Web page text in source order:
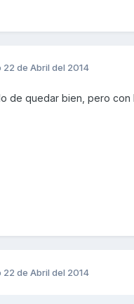
22 de Abril del 2014
de quedar bien, pero con
22 de Abril del 2014